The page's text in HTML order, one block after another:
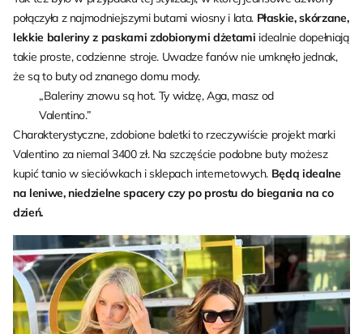
połączyła z najmodniejszymi butami wiosny i lata. Płaskie, skórzane,
lekkie baleriny z paskami zdobionymi dżetami idealnie dopełniają
takie proste, codzienne stroje. Uwadze fanów nie umknęło jednak,
że są to buty od znanego domu mody.
„Baleriny znowu są hot. Ty widzę, Aga, masz od
Valentino.”
Charakterystyczne, zdobione baletki to rzeczywiście projekt marki
Valentino za niemal 3400 zł. Na szczęście podobne buty możesz
kupić tanio w sieciówkach i sklepach internetowych. Będą idealne
na leniwe, niedzielne spacery czy po prostu do biegania na co
dzień.